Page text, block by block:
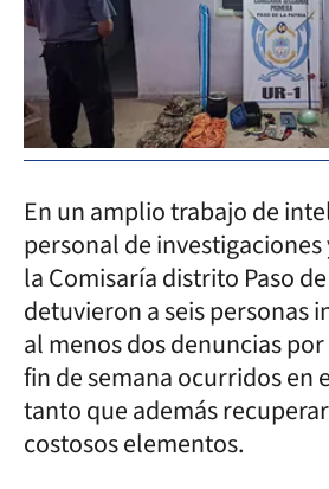
En un amplio trabajo de
personal de investigaciones
la Comisaría distrito Paso
detuvieron a seis personas
al menos dos denuncias
fin de semana ocurridos en
tanto que además
costosos elementos.